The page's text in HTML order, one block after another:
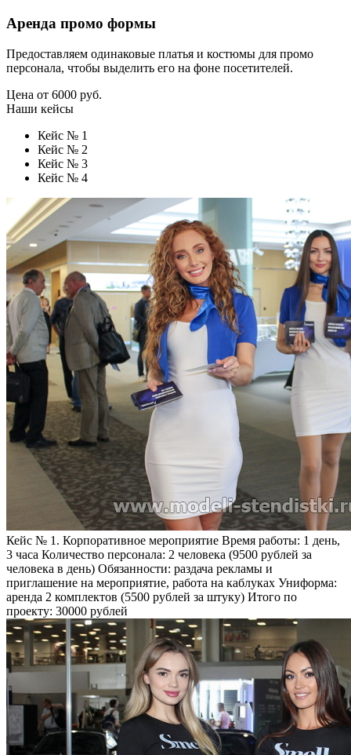
Аренда промо формы
Предоставляем одинаковые платья и костюмы для промо
персонала, чтобы выделить его на фоне посетителей.
Цена от 6000 руб.
Наши кейсы
Кейс № 1
Кейс № 2
Кейс № 3
Кейс № 4
Кейс № 1. Корпоративное мероприятие Время работы: 1 день,
3 часа Количество персонала: 2 человека (9500 рублей за
человека в день) Обязанности: раздача рекламы и
приглашение на мероприятие, работа на каблуках Униформа:
аренда 2 комплектов (5500 рублей за штуку) Итого по
проекту: 30000 рублей